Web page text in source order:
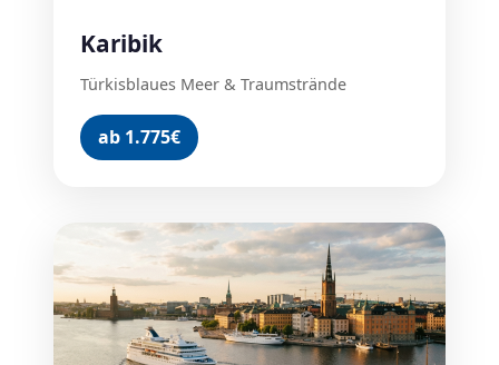
Karibik
Türkisblaues Meer & Traumstrände
ab 1.775€